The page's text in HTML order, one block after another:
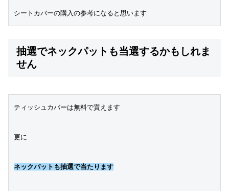
シートカバーの購入の参考になると思います
抽選でネックパットも当選するかもしれま
せん
ティッシュカバーは無料で貰えます
更に
ネックパットも抽選で当たります